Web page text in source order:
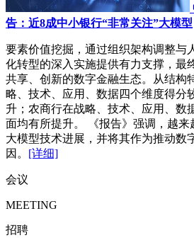
告：近8成中小银行“非常关注”大模型
要素价值挖掘，通过组织架构调整与
化转型的深入实施提供有力支撑，最
共享、创新的数字金融生态。从结构
略、技术、应用、数据四个维度得分
升；农商行在战略、技术、应用、数
面均有所提升。 《报告》强调，越来
大模型技术进展，并将其作为推动数
因。 [详细]
会议
MEETING
招聘